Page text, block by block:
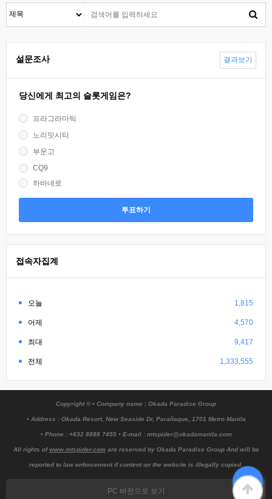
설문조사 결과보기
당신에게 최고의 슬롯게임은?
프라그라마틱
노리밋시티
부운고
CQ9
하바네로
투표하기
접속자집계
오늘 1,815
어제 4,570
최대 9,417
전체 1,333,555
Copyright © • Company name : Okada Paradise Group
• Address : Okada Resort, New Seaside Dr, Parañaque, 1701 Metro Manila
• Phone : +632 8888 7455 • E-mail : mtspider@okadamanila.com
All rights ofwww.mtspider.comare reserved by Okada Paradise Group And will be
reported to law enforcement if content on the website is illegally copied.
PC 버전으로 보기